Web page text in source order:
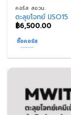
คอร์ส สอวน.
ตะลุยโจทย์ IJSO15
฿6,500.00
ซื้อคอร์ส